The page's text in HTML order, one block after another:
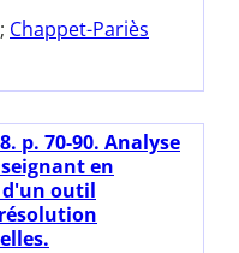
; Chappet-Pariès
p. 70-90. Analyse
en
outil